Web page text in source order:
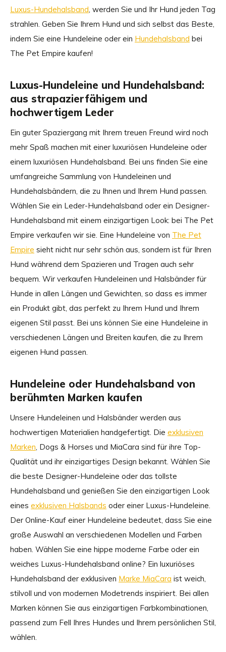
Luxus-Hundehalsband, werden Sie und Ihr Hund jeden Tag
strahlen. Geben Sie Ihrem Hund und sich selbst das Beste,
indem Sie eine Hundeleine oder ein Hundehalsband bei
The Pet Empire kaufen!
Luxus-Hundeleine und Hundehalsband:
aus strapazierfähigem und
hochwertigem Leder
Ein guter Spaziergang mit Ihrem treuen Freund wird noch
mehr Spaß machen mit einer luxuriösen Hundeleine oder
einem luxuriösen Hundehalsband. Bei uns finden Sie eine
umfangreiche Sammlung von Hundeleinen und
Hundehalsbändern, die zu Ihnen und Ihrem Hund passen.
Wählen Sie ein Leder-Hundehalsband oder ein Designer-
Hundehalsband mit einem einzigartigen Look: bei The Pet
Empire verkaufen wir sie. Eine Hundeleine von The Pet
Empire sieht nicht nur sehr schön aus, sondern ist für Ihren
Hund während dem Spazieren und Tragen auch sehr
bequem. Wir verkaufen Hundeleinen und Halsbänder für
Hunde in allen Längen und Gewichten, so dass es immer
ein Produkt gibt, das perfekt zu Ihrem Hund und Ihrem
eigenen Stil passt. Bei uns können Sie eine Hundeleine in
verschiedenen Längen und Breiten kaufen, die zu Ihrem
eigenen Hund passen.
Hundeleine oder Hundehalsband von
berühmten Marken kaufen
Unsere Hundeleinen und Halsbänder werden aus
hochwertigen Materialien handgefertigt. Die exklusiven
Marken, Dogs & Horses und MiaCara sind für ihre Top-
Qualität und ihr einzigartiges Design bekannt. Wählen Sie
die beste Designer-Hundeleine oder das tollste
Hundehalsband und genießen Sie den einzigartigen Look
eines exklusiven Halsbands oder einer Luxus-Hundeleine.
Der Online-Kauf einer Hundeleine bedeutet, dass Sie eine
große Auswahl an verschiedenen Modellen und Farben
haben. Wählen Sie eine hippe moderne Farbe oder ein
weiches Luxus-Hundehalsband online? Ein luxuriöses
Hundehalsband der exklusiven Marke MiaCara ist weich,
stilvoll und von modernen Modetrends inspiriert. Bei allen
Marken können Sie aus einzigartigen Farbkombinationen,
passend zum Fell Ihres Hundes und Ihrem persönlichen Stil,
wählen.